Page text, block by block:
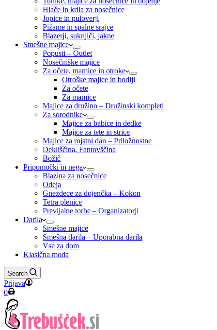
Hlače in krila za nosečnice
Jopice in puloverji
Pižame in spalne srajce
Blazerji, suknjiči, jakne
Smešne majice
Popusti – Outlet
Nosečniške majice
Za očete, mamice in otroke
Otroške majice in bodiji
Za očete
Za mamice
Majice za družino – Družinski kompleti
Za sorodnike
Majice za babice in dedke
Majice za tete in strice
Majice za rojstni dan – Priložnostne
Dekliščina, Fantovščina
Božič
Pripomočki in nega
Blazina za nosečnice
Odeja
Gnezdece za dojenčka – Kokon
Tetra plenice
Previjalne torbe – Organizatorji
Darila
Smešne majice
Smešna darila – Uporabna darila
Vse za dom
Klasična moda
Search
Prijava
Shopping
cart
0